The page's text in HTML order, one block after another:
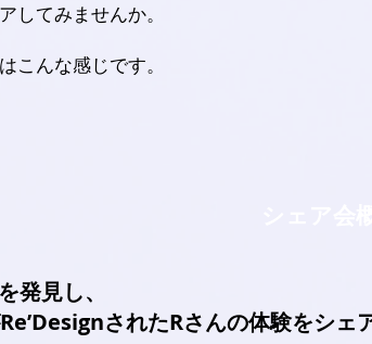
してみませんか。
こんな感じです。
発見し、
されたRさんの体験をシェ